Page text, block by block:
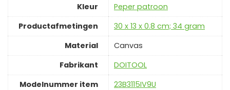
Kleur
‎Peper patroon
Productafmetingen
‎30 x 13 x 0.8 cm; 34 gram
Material
‎Canvas
Fabrikant
‎DOITOOL
Modelnummer item
‎23B3115IV9U